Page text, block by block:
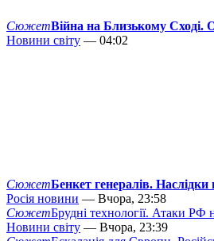
СюжетВійна на Близькому Сході.
Новини світу — 04:02
СюжетБенкет генералів.
Росія новини — Вчора, 23:58
СюжетБрудні технології. Атаки РФ
Новини світу — Вчора, 23:39